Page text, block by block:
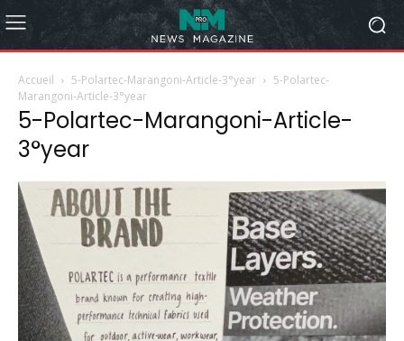
Accueil 5-Polartec-Marangoni-Article-3°year
5-Polartec-
Marangoni-Article-3°year
5-Polartec-Marangoni-Article-
3°year